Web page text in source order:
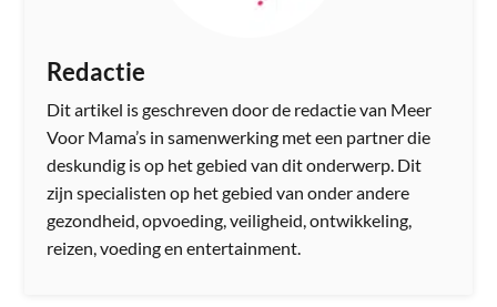
Redactie
Dit artikel is geschreven door de redactie van Meer
Voor Mama’s in samenwerking met een partner die
deskundig is op het gebied van dit onderwerp. Dit
zijn specialisten op het gebied van onder andere
gezondheid, opvoeding, veiligheid, ontwikkeling,
reizen, voeding en entertainment.